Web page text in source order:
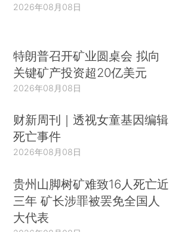
2026年08月08日
特朗普召开矿业圆桌会 拟向
关键矿产投资超20亿美元
2026年08月08日
财新周刊｜透视女童基因编辑
死亡事件
2026年08月08日
贵州山脚树矿难致16人死亡近
三年 矿长涉罪被罢免全国人
大代表